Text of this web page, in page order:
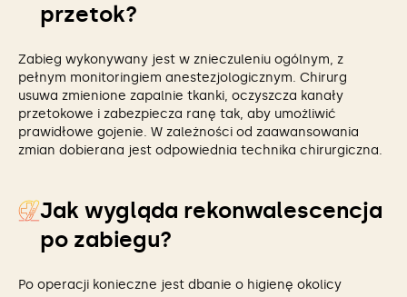
przetok?
Zabieg wykonywany jest w znieczuleniu ogólnym, z
pełnym monitoringiem anestezjologicznym. Chirurg
usuwa zmienione zapalnie tkanki, oczyszcza kanały
przetokowe i zabezpiecza ranę tak, aby umożliwić
prawidłowe gojenie. W zależności od zaawansowania
zmian dobierana jest odpowiednia technika chirurgiczna.
Jak wygląda rekonwalescencja
po zabiegu?
Po operacji konieczne jest dbanie o higienę okolicy